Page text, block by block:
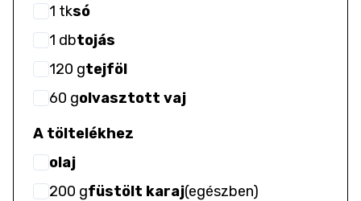
1 tksó
1 dbtojás
120 gtejföl
60 golvasztott vaj
A töltelékhez
olaj
200 gfüstölt karaj(egészben)